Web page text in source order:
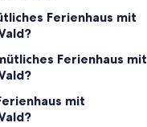
Ferienhaus mit
Ferienhaus mit
mit